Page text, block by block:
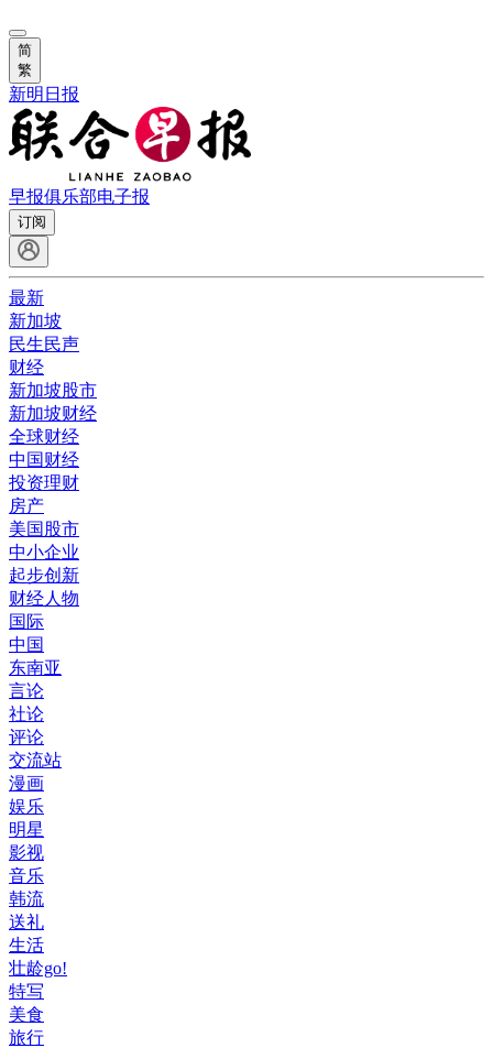
简
繁
新明日报
早报俱乐部电子报
订阅
最新
新加坡
民生民声
财经
新加坡股市
新加坡财经
全球财经
中国财经
投资理财
房产
美国股市
中小企业
起步创新
财经人物
国际
中国
东南亚
言论
社论
评论
交流站
漫画
娱乐
明星
影视
音乐
韩流
送礼
生活
壮龄go!
特写
美食
旅行